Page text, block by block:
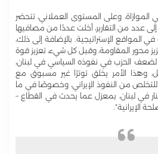
الموازاة، وعلى المستوى العملاني، تتحضر
عدد من التقارير، أخلت عددًا من مصافيها
المواقع الإستراتيجية. بالإضافة إلى ذلك،
محور المقاومة، وقبل كل شيء، تعزيز قوة
لضعف الحزب في نفوذه السياسي في لبنان،
وهذا الأمر يخلق توترًا غير مسبوق مع
للتخلص من النفوذ الإيراني، وخصوصًا في ما
في لبنان، بمعزل عما يحدث في القطاع –
الإيرانية”.